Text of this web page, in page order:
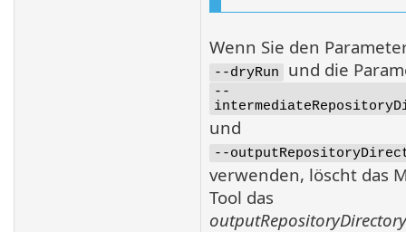
Wenn Sie den
--dryRun und die
--
und
--
verwenden, löscht das
Tool das
outputRepositoryDirectory